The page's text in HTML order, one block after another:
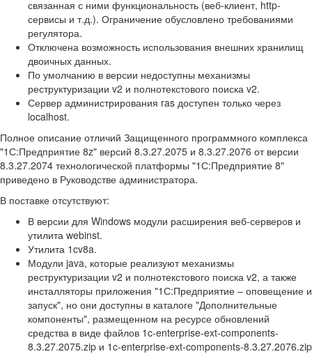
связанная с ними функциональность (веб-клиент, http-
сервисы и т.д.). Ограничение обусловлено требованиями
регулятора.
Отключена возможность использования внешних хранилищ
двоичных данных.
По умолчанию в версии недоступны механизмы
реструктуризации v2 и полнотекстового поиска v2.
Сервер администрирования ras доступен только через
localhost.
Полное описание отличий Защищенного программного комплекса
"1С:Предприятие 8z" версий 8.3.27.2075 и 8.3.27.2076 от версии
8.3.27.2074 технологической платформы "1С:Предприятие 8"
приведено в Руководстве администратора.
В поставке отсутствуют:
В версии для Windows модули расширения веб-серверов и
утилита webinst.
Утилита 1cv8a.
Модули java, которые реализуют механизмы
реструктуризации v2 и полнотекстового поиска v2, а также
инсталляторы приложения "1С:Предприятие – оповещение и
запуск", но они доступны в каталоге "Дополнительные
компоненты", размещенном на ресурсе обновлений
средства в виде файлов 1c-enterprise-ext-components-
8.3.27.2075.zip и 1c-enterprise-ext-components-8.3.27.2076.zip